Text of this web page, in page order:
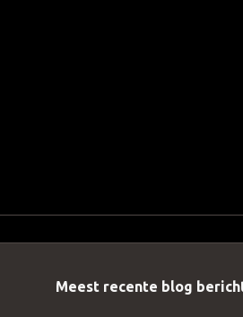
Meest recente blog